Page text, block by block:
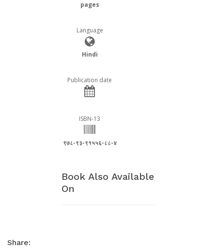
pages
Language
Hindi
Publication date
ISBN-13
९७८-९३-९१५५६-८८-४
Book Also Available
On
Share: